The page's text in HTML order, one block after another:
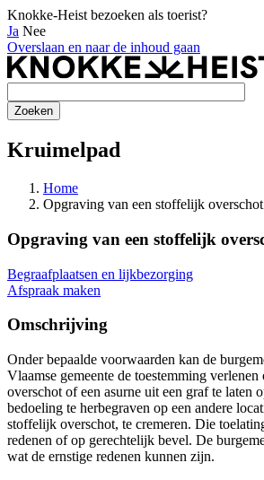
Knokke-Heist bezoeken als toerist?
Ja Nee
Overslaan en naar de inhoud gaan
Kruimelpad
Home
Opgraving van een stoffelijk
Opgraving van een stoffelijk
Begraafplaatsen en lijkbezorging
Afspraak maken
Omschrijving
Onder bepaalde voorwaarden kan de
Vlaamse gemeente de toestemming
overschot of een asurne uit een graf te laten
bedoeling te herbegraven op een andere
stoffelijk overschot, te cremeren. Die
redenen of op gerechtelijk bevel. De
wat de ernstige redenen kunnen zijn.